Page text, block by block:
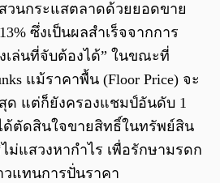
สวนกระแสตลาดด้วยยอดขาย
ซึ่งเป็นผลสำเร็จจากการ
เล่นที่จับต้องได้” ในขณะที่
แม้ราคาพื้น (Floor Price) จะ
ด แต่ก็ยังครองแชมป์อันดับ 1
ด้ตัดสินใจขายสิทธิ์ในทรัพย์สิน
แสวงหากำไร เพื่อรักษามรดก
แทนการปั่นราคา